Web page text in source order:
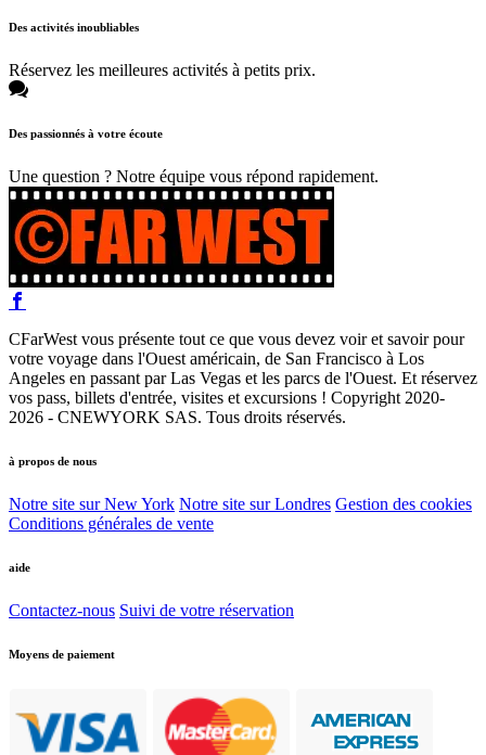
Des activités inoubliables
Réservez les meilleures activités à petits prix.
Des passionnés à votre écoute
Une question ? Notre équipe vous répond rapidement.
CFarWest vous présente tout ce que vous devez voir et savoir pour
votre voyage dans l'Ouest américain, de San Francisco à Los
Angeles en passant par Las Vegas et les parcs de l'Ouest. Et réservez
vos pass, billets d'entrée, visites et excursions ! Copyright 2020-
2026 - CNEWYORK SAS. Tous droits réservés.
à propos de nous
Notre site sur New York Notre site sur Londres Gestion des cookies
Conditions générales de vente
aide
Contactez-nous Suivi de votre réservation
Moyens de paiement